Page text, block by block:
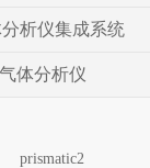
析仪集成系统
体分析仪
prismatic2